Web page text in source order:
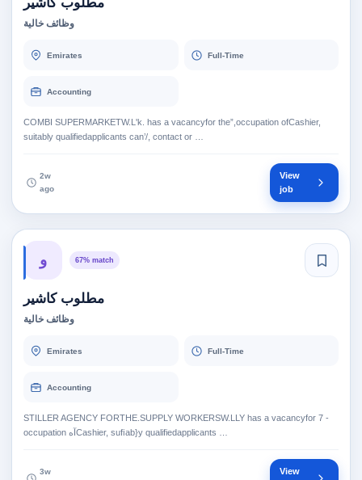
وظائف خالية
Emirates Full-Time
Accounting
COMBI SUPERMARKETW.L'k. has a vacancyfor the”,occupation ofCashier,
suitably qualifiedapplicants can’/, contact or …
2w
ago
View
job
و 67% match
مطلوب كاشير
وظائف خالية
Emirates Full-Time
Accounting
STILLER AGENCY FORTHE.SUPPLY WORKERSW.LLY has a vacancyfor 7 -
occupation ‏آه‎‎Cashier, suﬁab}y qualifiedapplicants …
3w
View